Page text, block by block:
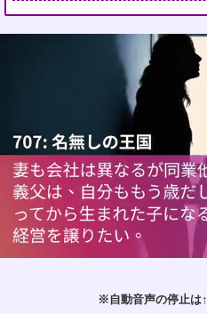
※自動音声の停止は